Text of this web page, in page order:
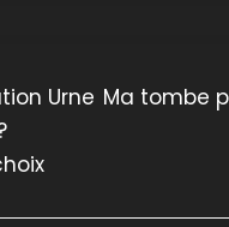
Urne Ma tombe